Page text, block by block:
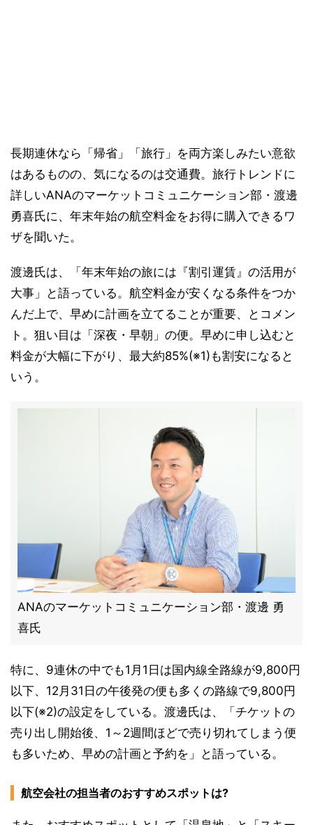
長期連休なら「帰省」「旅行」を両方楽しみたい意欲
はあるものの、気になるのは交通費。旅行トレンドに
詳しいANAのマーケットコミュニケーション部・渡邊
勇喜氏に、年末年始の航空料金をお得に購入できるワ
ザを聞いた。
渡邊氏は、「年末年始の旅には『割引運賃』の活用が
大事」と語っている。航空料金が安くなる条件をつか
んだ上で、早めに計画を立てることが重要、とコメン
ト。狙い目は「深夜・早朝」の便。早めに申し込むと
料金が大幅に下がり、最大約85%(※1)も割安になると
いう。
ANAのマーケットコミュニケーション部・渡邊 勇
喜氏
特に、9連休の中でも1月1日は国内線全路線が9,800円
以下、12月31日の午後発の便も多くの路線で9,800円
以下(※2)の設定をしている。渡邊氏は、「チケットの
売り出し開始後、1～2週間ほどで売り切れてしまう便
も多いため、早めの計画と予約を」と語っている。
航空会社の担当者のおすすめスポットは?